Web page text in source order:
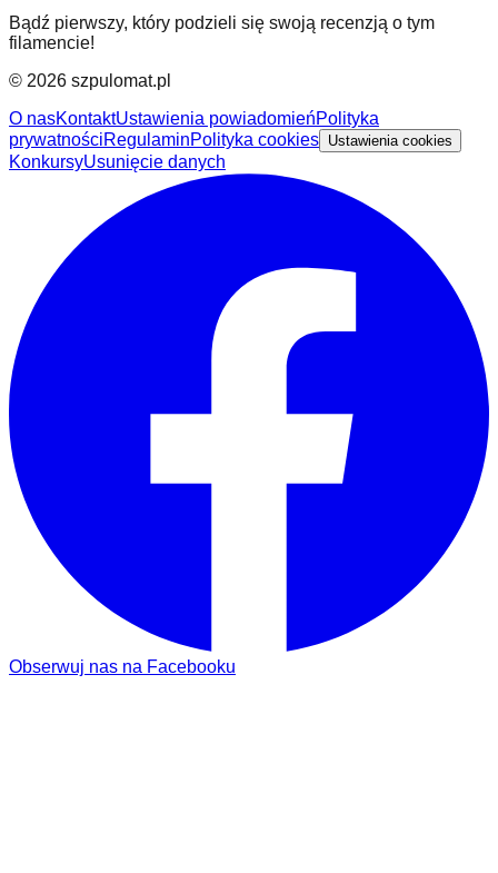
Bądź pierwszy, który podzieli się swoją recenzją o tym
filamencie!
© 2026 szpulomat.pl
O nasKontaktUstawienia powiadomieńPolityka
prywatnościRegulaminPolityka cookies Ustawienia cookies
KonkursyUsunięcie danych
Obserwuj nas na Facebooku